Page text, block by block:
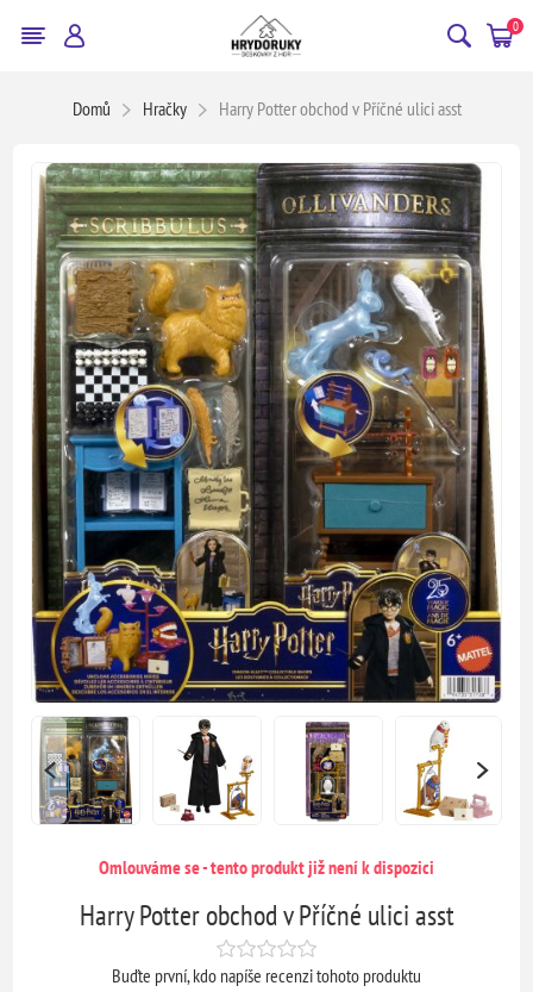
0
Domů Hračky Harry Potter obchod v Příčné ulici asst
Omlouváme se - tento produkt již není k dispozici
Harry Potter obchod v Příčné ulici asst
Buďte první, kdo napíše recenzi tohoto produktu